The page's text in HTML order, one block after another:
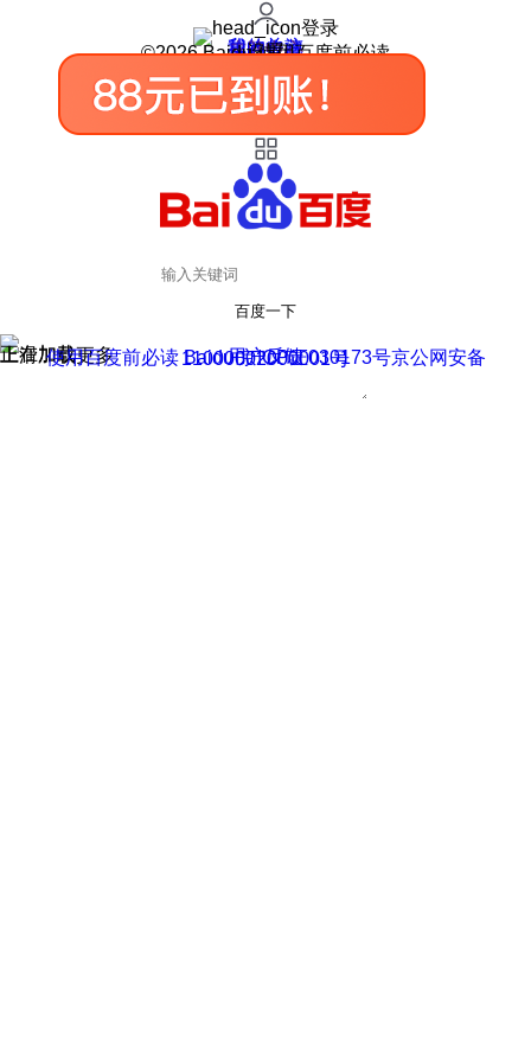
登录
我的关注
我的收藏
皮肤中心
用户反馈
设置
©2026 Baidu 使用百度前必读
百度一下
正在加载
上滑加载更多 用户反馈
使用百度前必读 Baidu 京ICP证030173号
京公网安备11000002000001号